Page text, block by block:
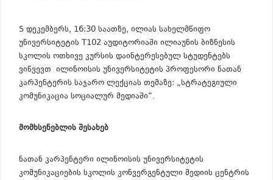
5 დეკემბერს, 16:30 საათზე, ილიას სახელმწიფო
უნივერსიტეტის T102 აუდიტორიაში ილიაუნის ბიზნესის
სკოლის ოთხივე კურსის დაინტერესებულ სტუდენტებს
ვიწვევთ ილინოისის უნივერსიტეტის პროფესორი ნათან
კარპენტერის საჯარო ლექციას თემაზე: „სტრატეგიული
კომუნიკაცია სოციალურ მედიაში“.
მომხსენებლის შესახებ
ნათან კარპენტერი ილინოისის უნივერსიტეტის
კომუნიკაციების სკოლის კონვერგენტული მედიის ცენტრის